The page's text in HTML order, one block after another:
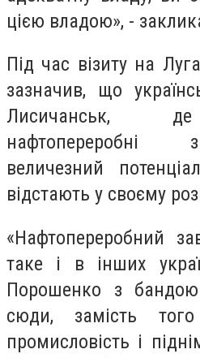
цією владою», -
Під час візиту на
зазначив, що
Лисичанськ, де
нафтопереробні
величезний
відстають у своєму
«Нафтопереробний
таке і в інших
Порошенко з
сюди, замість
промисловість і